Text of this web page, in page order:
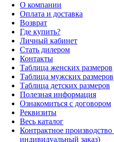
О компании
Оплата и доставка
Возврат
Где купить?
Личный кабинет
Стать дилером
Контакты
Таблица женских размеров
Таблица мужских размеров
Таблица детских размеров
Полезная информация
Ознакомиться с договором
Реквизиты
Весь каталог
Контрактное
индивидуальный заказ)